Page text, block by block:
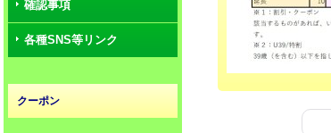
確認事項
各種SNS等リンク
クーポン